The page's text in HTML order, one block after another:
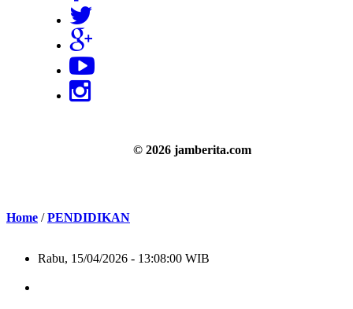
© 2026 jamberita.com
Home /PENDIDIKAN
Rabu, 15/04/2026 - 13:08:00 WIB